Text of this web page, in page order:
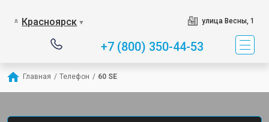
Красноярск ▼ улица Весны, 1
+7 (800) 350-44-53
Главная / Телефон / 60 SE